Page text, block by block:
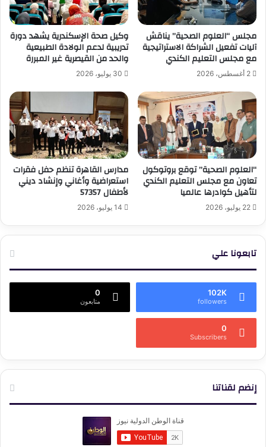
مجلس “العلوم الصحية” يناقش
آليات تفعيل الشراكة الاستراتيجية
مع مجلس التعليم الكندي
2 أغسطس، 2026
وكيل صحة الإسكندرية يشهد دورة
تدريبية لدعم الولادة الطبيعية
والحد من القيصرية غير المبررة
30 يوليو، 2026
“العلوم الصحية” توقع بروتوكول
تعاون مع مجلس التعليم الكندي
لتأهيل كوادرها عالميا
22 يوليو، 2026
مدارس القاهرة تنظم حفل فقرات
استعراضية وأغاني وإنشاد ديني
لأطفال 57357
14 يوليو، 2026
تابعونا علي
102K
followers
0
متابعون
0
Subscribers
إنضم لقناتنا